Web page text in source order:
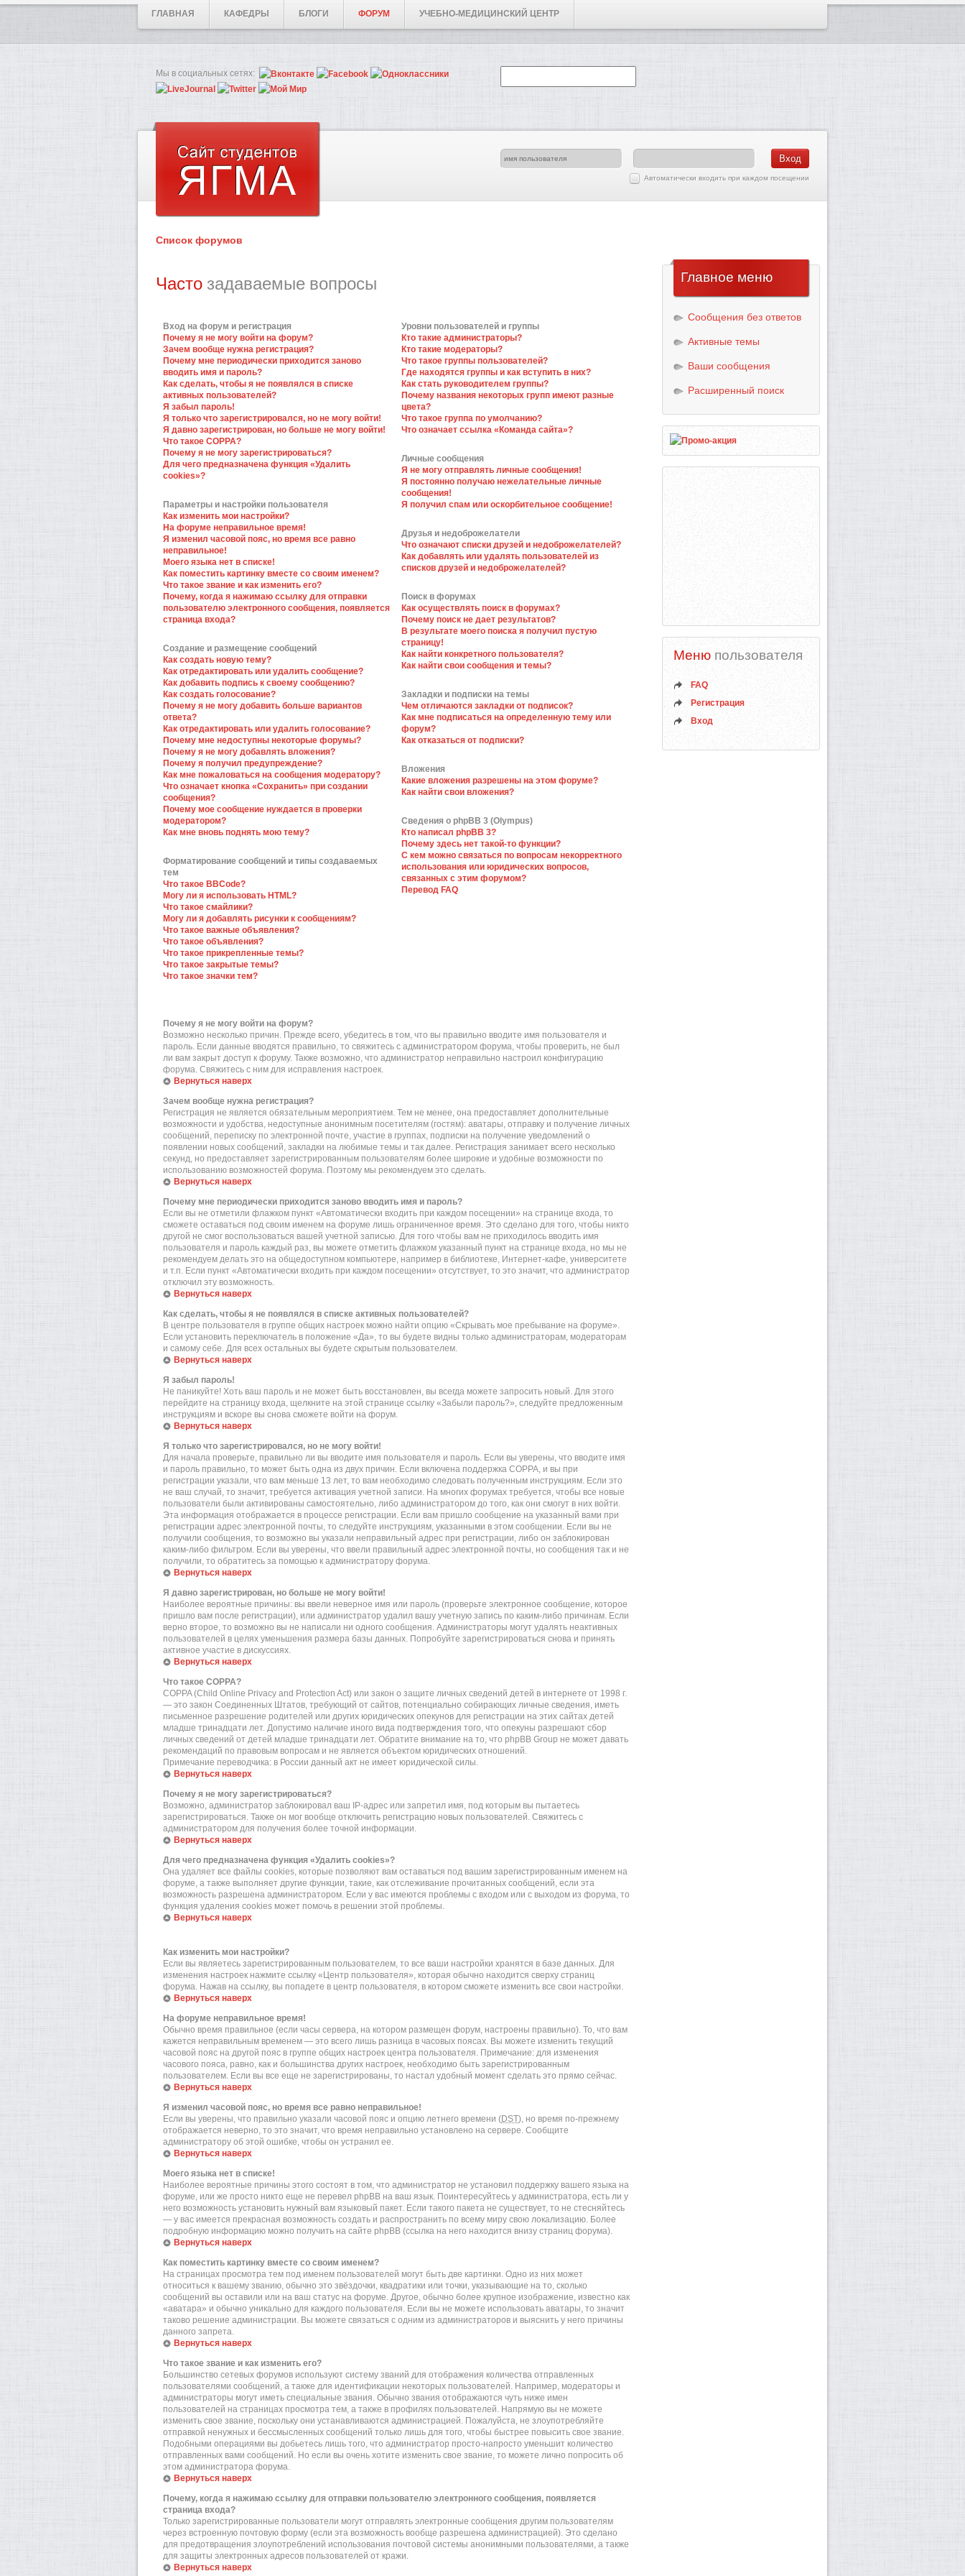
ГЛАВНАЯ КАФЕДРЫ БЛОГИ ФОРУМ УЧЕБНО-МЕДИЦИНСКИЙ ЦЕНТР
Мы в социальных сетях:
Автоматически входить при каждом посещении
Список форумов
Часто задаваемые вопросы
Вход на форум и регистрация
Почему я не могу войти на форум?
Зачем вообще нужна регистрация?
Почему мне периодически приходится заново
вводить имя и пароль?
Как сделать, чтобы я не появлялся в списке
активных пользователей?
Я забыл пароль!
Я только что зарегистрировался, но не могу войти!
Я давно зарегистрирован, но больше не могу войти!
Что такое COPPA?
Почему я не могу зарегистрироваться?
Для чего предназначена функция «Удалить
cookies»?
Параметры и настройки пользователя
Как изменить мои настройки?
На форуме неправильное время!
Я изменил часовой пояс, но время все равно
неправильное!
Моего языка нет в списке!
Как поместить картинку вместе со своим именем?
Что такое звание и как изменить его?
Почему, когда я нажимаю ссылку для отправки
пользователю электронного сообщения, появляется
страница входа?
Создание и размещение сообщений
Как создать новую тему?
Как отредактировать или удалить сообщение?
Как добавить подпись к своему сообщению?
Как создать голосование?
Почему я не могу добавить больше вариантов
ответа?
Как отредактировать или удалить голосование?
Почему мне недоступны некоторые форумы?
Почему я не могу добавлять вложения?
Почему я получил предупреждение?
Как мне пожаловаться на сообщения модератору?
Что означает кнопка «Сохранить» при создании
сообщения?
Почему мое сообщение нуждается в проверки
модератором?
Как мне вновь поднять мою тему?
Форматирование сообщений и типы создаваемых
тем
Что такое BBCode?
Могу ли я использовать HTML?
Что такое смайлики?
Могу ли я добавлять рисунки к сообщениям?
Что такое важные объявления?
Что такое объявления?
Что такое прикрепленные темы?
Что такое закрытые темы?
Что такое значки тем?
Уровни пользователей и группы
Кто такие администраторы?
Кто такие модераторы?
Что такое группы пользователей?
Где находятся группы и как вступить в них?
Как стать руководителем группы?
Почему названия некоторых групп имеют разные
цвета?
Что такое группа по умолчанию?
Что означает ссылка «Команда сайта»?
Личные сообщения
Я не могу отправлять личные сообщения!
Я постоянно получаю нежелательные личные
сообщения!
Я получил спам или оскорбительное сообщение!
Друзья и недоброжелатели
Что означают списки друзей и недоброжелателей?
Как добавлять или удалять пользователей из
списков друзей и недоброжелателей?
Поиск в форумах
Как осуществлять поиск в форумах?
Почему поиск не дает результатов?
В результате моего поиска я получил пустую
страницу!
Как найти конкретного пользователя?
Как найти свои сообщения и темы?
Закладки и подписки на темы
Чем отличаются закладки от подписок?
Как мне подписаться на определенную тему или
форум?
Как отказаться от подписки?
Вложения
Какие вложения разрешены на этом форуме?
Как найти свои вложения?
Сведения о phpBB 3 (Olympus)
Кто написал phpBB 3?
Почему здесь нет такой-то функции?
С кем можно связаться по вопросам некорректного
использования или юридических вопросов,
связанных с этим форумом?
Перевод FAQ
Почему я не могу войти на форум?
Возможно несколько причин. Прежде всего, убедитесь в том, что вы правильно вводите имя пользователя и
пароль. Если данные вводятся правильно, то свяжитесь с администратором форума, чтобы проверить, не был
ли вам закрыт доступ к форуму. Также возможно, что администратор неправильно настроил конфигурацию
форума. Свяжитесь с ним для исправления настроек.
Вернуться наверх
Зачем вообще нужна регистрация?
Регистрация не является обязательным мероприятием. Тем не менее, она предоставляет дополнительные
возможности и удобства, недоступные анонимным посетителям (гостям): аватары, отправку и получение личных
сообщений, переписку по электронной почте, участие в группах, подписки на получение уведомлений о
появлении новых сообщений, закладки на любимые темы и так далее. Регистрация занимает всего несколько
секунд, но предоставляет зарегистрированным пользователям более широкие и удобные возможности по
использованию возможностей форума. Поэтому мы рекомендуем это сделать.
Вернуться наверх
Почему мне периодически приходится заново вводить имя и пароль?
Если вы не отметили флажком пункт «Автоматически входить при каждом посещении» на странице входа, то
сможете оставаться под своим именем на форуме лишь ограниченное время. Это сделано для того, чтобы никто
другой не смог воспользоваться вашей учетной записью. Для того чтобы вам не приходилось вводить имя
пользователя и пароль каждый раз, вы можете отметить флажком указанный пункт на странице входа, но мы не
рекомендуем делать это на общедоступном компьютере, например в библиотеке, Интернет-кафе, университете
и т.п. Если пункт «Автоматически входить при каждом посещении» отсутствует, то это значит, что администратор
отключил эту возможность.
Вернуться наверх
Как сделать, чтобы я не появлялся в списке активных пользователей?
В центре пользователя в группе общих настроек можно найти опцию «Скрывать мое пребывание на форуме».
Если установить переключатель в положение «Да», то вы будете видны только администраторам, модераторам
и самому себе. Для всех остальных вы будете скрытым пользователем.
Вернуться наверх
Я забыл пароль!
Не паникуйте! Хоть ваш пароль и не может быть восстановлен, вы всегда можете запросить новый. Для этого
перейдите на страницу входа, щелкните на этой странице ссылку «Забыли пароль?», следуйте предложенным
инструкциям и вскоре вы снова сможете войти на форум.
Вернуться наверх
Я только что зарегистрировался, но не могу войти!
Для начала проверьте, правильно ли вы вводите имя пользователя и пароль. Если вы уверены, что вводите имя
и пароль правильно, то может быть одна из двух причин. Если включена поддержка COPPA, и вы при
регистрации указали, что вам меньше 13 лет, то вам необходимо следовать полученным инструкциям. Если это
не ваш случай, то значит, требуется активация учетной записи. На многих форумах требуется, чтобы все новые
пользователи были активированы самостоятельно, либо администратором до того, как они смогут в них войти.
Эта информация отображается в процессе регистрации. Если вам пришло сообщение на указанный вами при
регистрации адрес электронной почты, то следуйте инструкциям, указанными в этом сообщении. Если вы не
получили сообщения, то возможно вы указали неправильный адрес при регистрации, либо он заблокирован
каким-либо фильтром. Если вы уверены, что ввели правильный адрес электронной почты, но сообщения так и не
получили, то обратитесь за помощью к администратору форума.
Вернуться наверх
Я давно зарегистрирован, но больше не могу войти!
Наиболее вероятные причины: вы ввели неверное имя или пароль (проверьте электронное сообщение, которое
пришло вам после регистрации), или администратор удалил вашу учетную запись по каким-либо причинам. Если
верно второе, то возможно вы не написали ни одного сообщения. Администраторы могут удалять неактивных
пользователей в целях уменьшения размера базы данных. Попробуйте зарегистрироваться снова и принять
активное участие в дискуссиях.
Вернуться наверх
Что такое COPPA?
COPPA (Child Online Privacy and Protection Act) или закон о защите личных сведений детей в интернете от 1998 г.
— это закон Соединенных Штатов, требующий от сайтов, потенциально собирающих личные сведения, иметь
письменное разрешение родителей или других юридических опекунов для регистрации на этих сайтах детей
младше тринадцати лет. Допустимо наличие иного вида подтверждения того, что опекуны разрешают сбор
личных сведений от детей младше тринадцати лет. Обратите внимание на то, что phpBB Group не может давать
рекомендаций по правовым вопросам и не является объектом юридических отношений.
Примечание переводчика: в России данный акт не имеет юридической силы.
Вернуться наверх
Почему я не могу зарегистрироваться?
Возможно, администратор заблокировал ваш IP-адрес или запретил имя, под которым вы пытаетесь
зарегистрироваться. Также он мог вообще отключить регистрацию новых пользователей. Свяжитесь с
администратором для получения более точной информации.
Вернуться наверх
Для чего предназначена функция «Удалить cookies»?
Она удаляет все файлы cookies, которые позволяют вам оставаться под вашим зарегистрированным именем на
форуме, а также выполняет другие функции, такие, как отслеживание прочитанных сообщений, если эта
возможность разрешена администратором. Если у вас имеются проблемы с входом или с выходом из форума, то
функция удаления cookies может помочь в решении этой проблемы.
Вернуться наверх
Как изменить мои настройки?
Если вы являетесь зарегистрированным пользователем, то все ваши настройки хранятся в базе данных. Для
изменения настроек нажмите ссылку «Центр пользователя», которая обычно находится сверху страниц
форума. Нажав на ссылку, вы попадете в центр пользователя, в котором сможете изменить все свои настройки.
Вернуться наверх
На форуме неправильное время!
Обычно время правильное (если часы сервера, на котором размещен форум, настроены правильно). То, что вам
кажется неправильным временем — это всего лишь разница в часовых поясах. Вы можете изменить текущий
часовой пояс на другой пояс в группе общих настроек центра пользователя. Примечание: для изменения
часового пояса, равно, как и большинства других настроек, необходимо быть зарегистрированным
пользователем. Если вы все еще не зарегистрированы, то настал удобный момент сделать это прямо сейчас.
Вернуться наверх
Я изменил часовой пояс, но время все равно неправильное!
Если вы уверены, что правильно указали часовой пояс и опцию летнего времени (DST), но время по-прежнему
отображается неверно, то это значит, что время неправильно установлено на сервере. Сообщите
администратору об этой ошибке, чтобы он устранил ее.
Вернуться наверх
Моего языка нет в списке!
Наиболее вероятные причины этого состоят в том, что администратор не установил поддержку вашего языка на
форуме, или же просто никто еще не перевел phpBB на ваш язык. Поинтересуйтесь у администратора, есть ли у
него возможность установить нужный вам языковый пакет. Если такого пакета не существует, то не стесняйтесь
— у вас имеется прекрасная возможность создать и распространить по всему миру свою локализацию. Более
подробную информацию можно получить на сайте phpBB (ссылка на него находится внизу страниц форума).
Вернуться наверх
Как поместить картинку вместе со своим именем?
На страницах просмотра тем под именем пользователей могут быть две картинки. Одно из них может
относиться к вашему званию, обычно это звёздочки, квадратики или точки, указывающие на то, сколько
сообщений вы оставили или на ваш статус на форуме. Другое, обычно более крупное изображение, известно как
«аватара» и обычно уникально для каждого пользователя. Если вы не можете использовать аватары, то значит
таково решение администрации. Вы можете связаться с одним из администраторов и выяснить у него причины
данного запрета.
Вернуться наверх
Что такое звание и как изменить его?
Большинство сетевых форумов используют систему званий для отображения количества отправленных
пользователями сообщений, а также для идентификации некоторых пользователей. Например, модераторы и
администраторы могут иметь специальные звания. Обычно звания отображаются чуть ниже имен
пользователей на страницах просмотра тем, а также в профилях пользователей. Напрямую вы не можете
изменить свое звание, поскольку они устанавливаются администрацией. Пожалуйста, не злоупотребляйте
отправкой ненужных и бессмысленных сообщений только лишь для того, чтобы быстрее повысить свое звание.
Подобными операциями вы добьетесь лишь того, что администратор просто-напросто уменьшит количество
отправленных вами сообщений. Но если вы очень хотите изменить свое звание, то можете лично попросить об
этом администратора форума.
Вернуться наверх
Почему, когда я нажимаю ссылку для отправки пользователю электронного сообщения, появляется
страница входа?
Только зарегистрированные пользователи могут отправлять электронные сообщения другим пользователям
через встроенную почтовую форму (если эта возможность вообще разрешена администрацией). Это сделано
для предотвращения злоупотреблений использования почтовой системы анонимными пользователями, а также
для защиты электронных адресов пользователей от кражи.
Вернуться наверх
Главное меню
Сообщения без ответов
Активные темы
Ваши сообщения
Расширенный поиск
Меню пользователя
FAQ
Регистрация
Вход